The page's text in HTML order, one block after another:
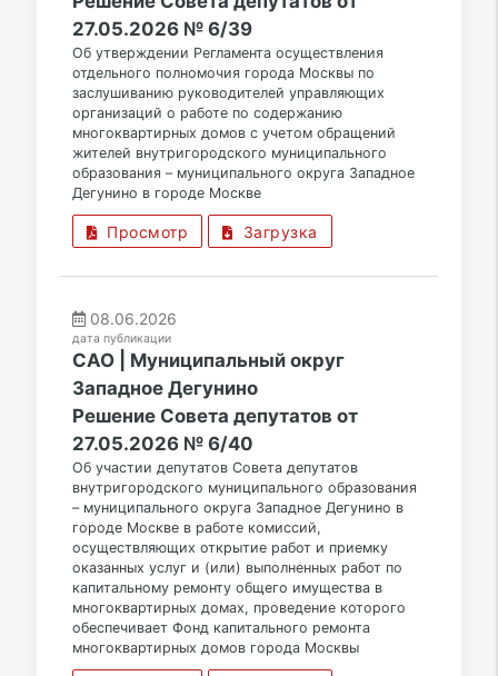
27.05.2026 № 6/39
Об утверждении Регламента осуществления
отдельного полномочия города Москвы по
заслушиванию руководителей управляющих
организаций о работе по содержанию
многоквартирных домов с учетом обращений
жителей внутригородского муниципального
образования – муниципального округа Западное
Дегунино в городе Москве
Просмотр Загрузка
08.06.2026
дата публикации
САО | Муниципальный округ
Западное Дегунино
Решение Совета депутатов от
27.05.2026 № 6/40
Об участии депутатов Совета депутатов
внутригородского муниципального образования
– муниципального округа Западное Дегунино в
городе Москве в работе комиссий,
осуществляющих открытие работ и приемку
оказанных услуг и (или) выполненных работ по
капитальному ремонту общего имущества в
многоквартирных домах, проведение которого
обеспечивает Фонд капитального ремонта
многоквартирных домов города Москвы